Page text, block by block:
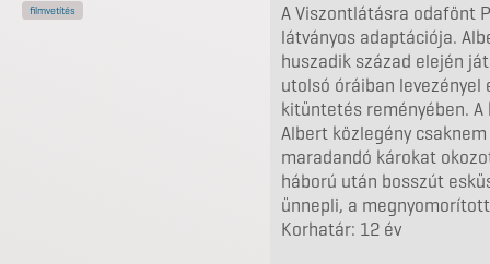
A Viszontlátásra odafönt
látványos adaptációja.
huszadik század elején
utolsó óráiban
kitüntetés reményében.
Albert közlegény
maradandó károkat
háború után bosszút
ünnepli, a
Korhatár: 12 év
filmvetítés